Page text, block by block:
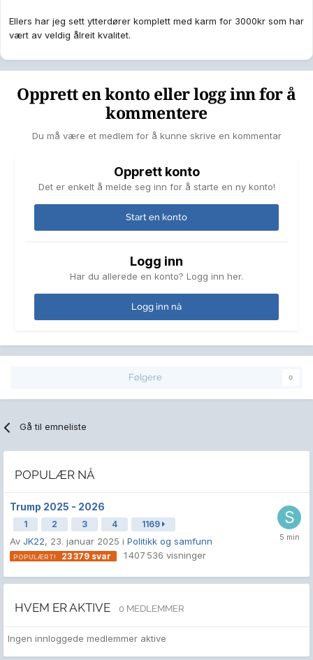
Ellers har jeg sett ytterdører komplett med karm for 3000kr som har
vært av veldig ålreit kvalitet.
Opprett en konto eller logg inn for å
kommentere
Du må være et medlem for å kunne skrive en kommentar
Opprett konto
Det er enkelt å melde seg inn for å starte en ny konto!
Start en konto
Logg inn
Har du allerede en konto? Logg inn her.
Logg inn nå
Følgere 0
Gå til emneliste
POPULÆR NÅ
Trump 2025 - 2026
1 2 3 4 1169
Av JK22, 23. januar 2025 i Politikk og samfunn
23 379 svar 1 407 536 visninger
HVEM ER AKTIVE 0 MEDLEMMER
Ingen innloggede medlemmer aktive